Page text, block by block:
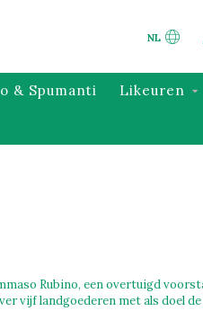
NL
& Spumanti Likeuren
Rubino, een overtuigd
vijf landgoederen met als doel de